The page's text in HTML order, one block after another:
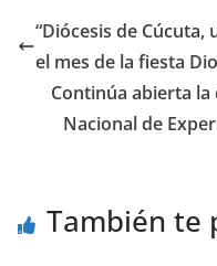
“Diócesis de Cúcuta,
el mes de la fiesta
Continúa abierta
Nacional de
También te